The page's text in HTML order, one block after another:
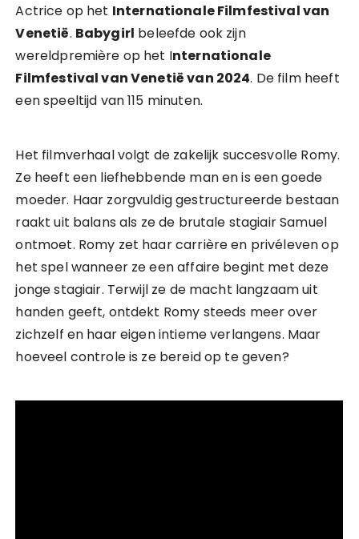
Actrice op het Internationale Filmfestival van
Venetië. Babygirl beleefde ook zijn
wereldpremière op het Internationale
Filmfestival van Venetië van 2024. De film heeft
een speeltijd van 115 minuten.
Het filmverhaal volgt de zakelijk succesvolle Romy.
Ze heeft een liefhebbende man en is een goede
moeder. Haar zorgvuldig gestructureerde bestaan
raakt uit balans als ze de brutale stagiair Samuel
ontmoet. Romy zet haar carrière en privéleven op
het spel wanneer ze een affaire begint met deze
jonge stagiair. Terwijl ze de macht langzaam uit
handen geeft, ontdekt Romy steeds meer over
zichzelf en haar eigen intieme verlangens. Maar
hoeveel controle is ze bereid op te geven?